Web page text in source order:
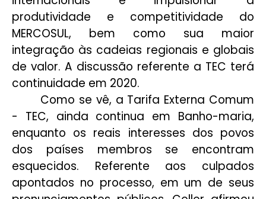
produtividade e competitividade do
MERCOSUL, bem como sua maior
integração às cadeias regionais e globais
de valor. A discussão referente a TEC terá
continuidade em 2020.
Como se vê, a Tarifa Externa Comum
- TEC, ainda continua em Banho-maria,
enquanto os reais interesses dos povos
dos países membros se encontram
esquecidos. Referente aos culpados
apontados no processo, em um de seus